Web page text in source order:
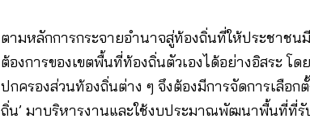
ตามหลักการกระจายอำนาจสู่ท้องถิ่นที่ให้ประชาชน
ต้องการของเขตพื้นที่ท้องถิ่นตัวเองได้อย่างอิสระ โ
ปกครองส่วนท้องถิ่นต่าง ๆ จึงต้องมีการจัดการเลือก
ถิ่น’ มาบริหารงานและใช้งบประมาณพัฒนาพื้นที่ที่รั